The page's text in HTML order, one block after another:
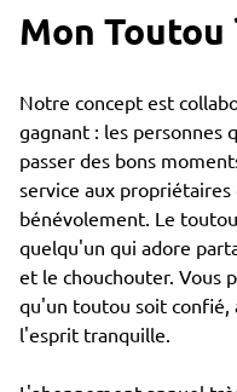
Mon Toutou
Notre concept est
gagnant : les personnes
passer des bons
service aux
bénévolement. Le
quelqu'un qui adore
et le chouchouter. Vous
qu'un toutou soit confié,
l'esprit tranquille.